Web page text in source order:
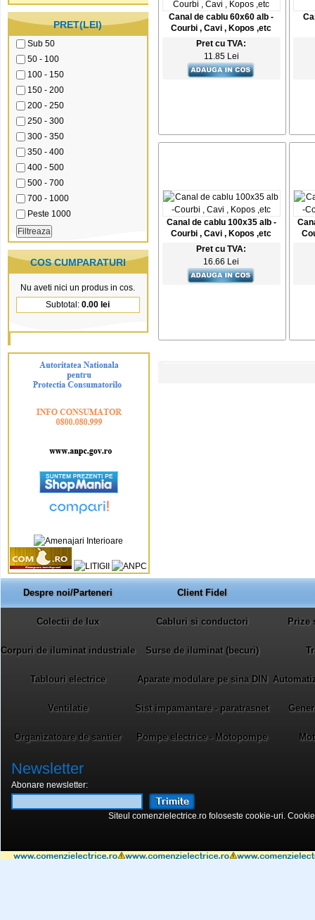
PRET(LEI)
Sub 50
50 - 100
100 - 150
150 - 200
200 - 250
250 - 300
300 - 350
350 - 400
400 - 500
500 - 700
700 - 1000
Peste 1000
COS CUMPARATURI
Nu aveti nici un produs in cos.
Subtotal: 0.00 lei
Canal de cablu 60x60 alb -
Courbi , Cavi , Kopos ,etc
Pret cu TVA:
11.85 Lei
Canal de cablu 100x35 alb -
Courbi , Cavi , Kopos ,etc
Pret cu TVA:
16.66 Lei
Despre noi/Parteneri Client Fidel
Colectii de lux Cabluri si conductori Prize
Corpuri de iluminat industriale Surse de iluminat (becuri)
Tablouri electrice Aparate modulare pe sina DIN
Ventilatie Sist impamantare - paratrasnet
Organizatoare de santier Pompe electrice - Motopompe
Newsletter
Abonare newsletter:
Siteul comenzielectrice.ro foloseste cookie-uri.